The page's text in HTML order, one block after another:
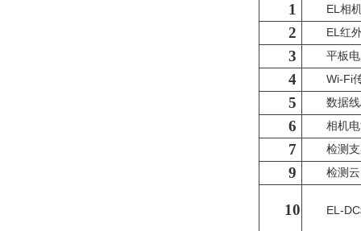
1 EL相
2 EL红
3 平板
4 Wi-Fi
5 数据
6 相机
7 检测
9 检测
10 EL-